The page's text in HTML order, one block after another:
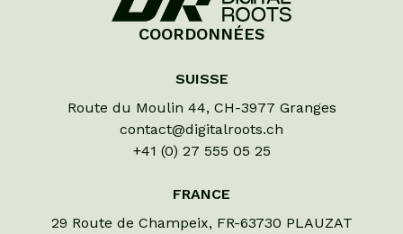
COORDONNÉES
SUISSE
Route du Moulin 44, CH-3977 Granges
contact@digitalroots.ch
+41 (0) 27 555 05 25
FRANCE
29 Route de Champeix, FR-63730 PLAUZAT